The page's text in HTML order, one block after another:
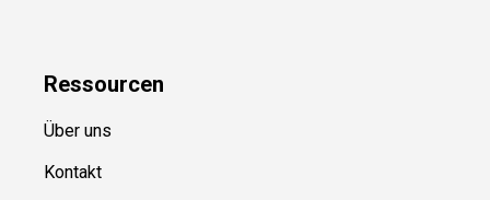
Ressourcen
Über uns
Kontakt